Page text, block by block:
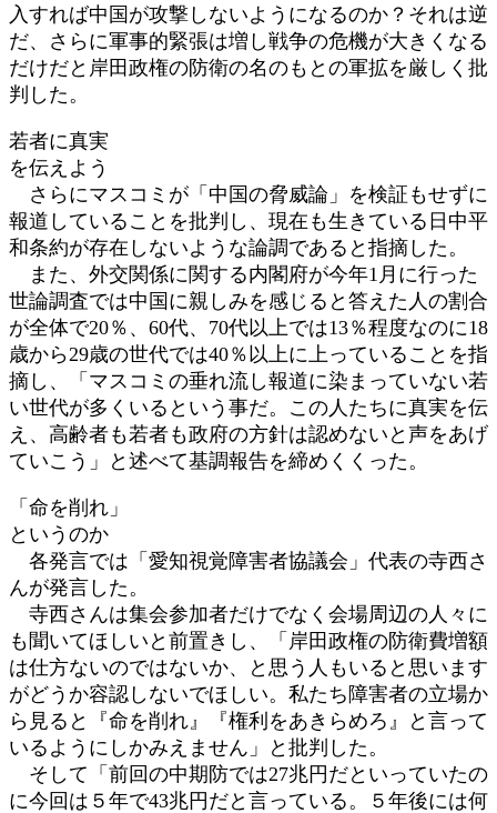
入すれば中国が攻撃しないようになるのか？それは逆
だ、さらに軍事的緊張は増し戦争の危機が大きくなる
だけだと岸田政権の防衛の名のもとの軍拡を厳しく批
判した。
若者に真実
を伝えよう
さらにマスコミが「中国の脅威論」を検証もせずに
報道していることを批判し、現在も生きている日中平
和条約が存在しないような論調であると指摘した。
また、外交関係に関する内閣府が今年1月に行った
世論調査では中国に親しみを感じると答えた人の割合
が全体で20％、60代、70代以上では13％程度なのに18
歳から29歳の世代では40％以上に上っていることを指
摘し、「マスコミの垂れ流し報道に染まっていない若
い世代が多くいるという事だ。この人たちに真実を伝
え、高齢者も若者も政府の方針は認めないと声をあげ
ていこう」と述べて基調報告を締めくくった。
「命を削れ」
というのか
各発言では「愛知視覚障害者協議会」代表の寺西さ
んが発言した。
寺西さんは集会参加者だけでなく会場周辺の人々に
も聞いてほしいと前置きし、「岸田政権の防衛費増額
は仕方ないのではないか、と思う人もいると思います
がどうか容認しないでほしい。私たち障害者の立場か
ら見ると『命を削れ』『権利をあきらめろ』と言って
いるようにしかみえません」と批判した。
そして「前回の中期防では27兆円だといっていたの
に今回は５年で43兆円だと言っている。５年後には何